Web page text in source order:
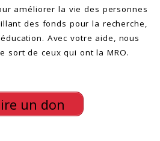
améliorer la vie des personnes
des fonds pour la recherche,
Avec votre aide, nous
sort de ceux qui ont la MRO.
un don